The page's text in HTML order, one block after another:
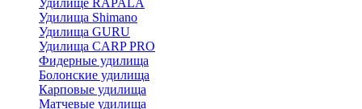
Удилище RAPALA
Удилища Shimano
Удилища GURU
Удилища CARP PRO
Фидерные удилища
Болонские удилища
Карповые удилища
Матчевые удилища